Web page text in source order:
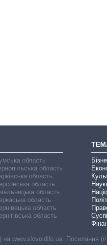
область
область
область
область
область
область
область
область
на www.slovoidilo.ua. Посилання